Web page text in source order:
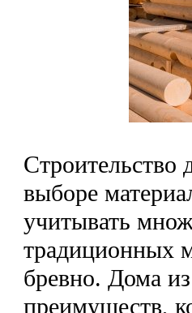
Строительство
выборе
учитывать
традиционных
бревно. Дома
преимуществ,